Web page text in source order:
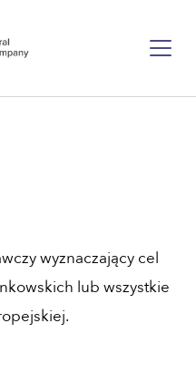
wyznaczający cel
lub wszystkie